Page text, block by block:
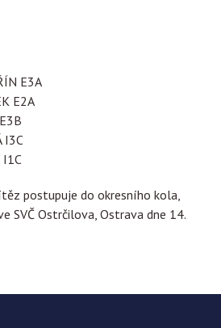
E3A
E2A
I3C
postupuje do okresního kola,
SVČ Ostrčilova, Ostrava dne 14.